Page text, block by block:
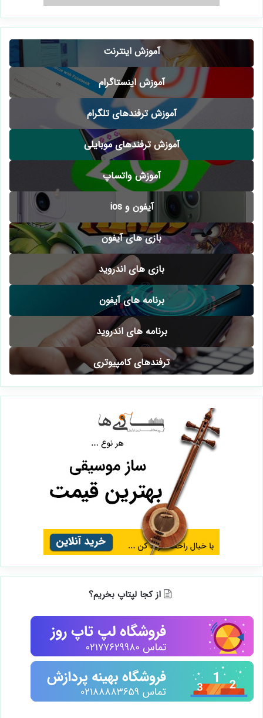
آموزش اینترنت
آموزش اینستاگرام
آموزش ترفندهای تلگرام
آموزش ترفندهای موبایلی
آموزش واتساپ
آیفون و ios
بازی های آیفون
بازی های اندروید
برنامه های آیفون
برنامه های اندروید
ترفندهای کامپیوتری
از کجا لپتاپ بخریم؟